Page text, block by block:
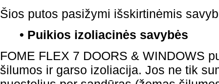
Šios putos pasižymi išskirtinėmis
• Puikios izoliacinės savybės
FOME FLEX 7 DOORS & WINDOWS
šilumos ir garso izoliacija. Jos ne tik